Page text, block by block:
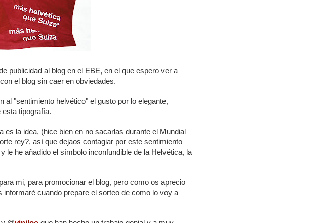
publicidad al blog en el EBE, en el que espero ver a
el blog sin caer en obviedades.
al "sentimiento helvético" el gusto por lo elegante,
tipografía.
es la idea, (hice bien en no sacarlas durante el Mundial
rey?, así que dejaos contagiar por este sentimiento
le he añadido el símbolo inconfundible de la Helvética, la
mi, para promocionar el blog, pero como os aprecio
cuando prepare el sorteo de como lo voy a